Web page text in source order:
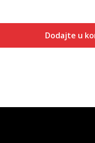
Dodajte u